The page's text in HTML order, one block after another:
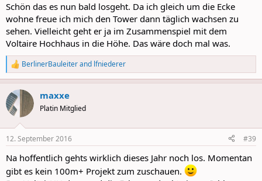
Schön das es nun bald losgeht. Da ich gleich um die Ecke
wohne freue ich mich den Tower dann täglich wachsen zu
sehen. Vielleicht geht er ja im Zusammenspiel mit dem
Voltaire Hochhaus in die Höhe. Das wäre doch mal was.
R
e
a
c
t
i
s
BerlinerBauleiterand lfniederer
maxxe
Platin Mitglied
12. September 2016 #39
Na hoffentlich gehts wirklich dieses Jahr noch los. Momentan
gibt es kein 100m+ Projekt zum zuschauen.